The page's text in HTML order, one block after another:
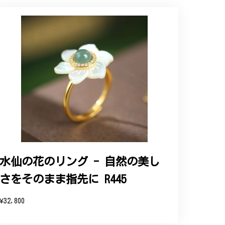
という印象を受けました。予想通り、届い
そして当店を信頼いただけたことを大
し上げます。
水仙の花のリング - 自然の美し
さをそのまま指先に R445
¥32,800